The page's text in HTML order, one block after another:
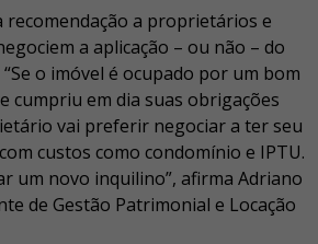
recomendação a proprietários e
a aplicação – ou não – do
o imóvel é ocupado por um bom
cumpriu em dia suas obrigações
vai preferir negociar a ter seu
custos como condomínio e IPTU.
um novo inquilino”, afirma Adriano
de Gestão Patrimonial e Locação